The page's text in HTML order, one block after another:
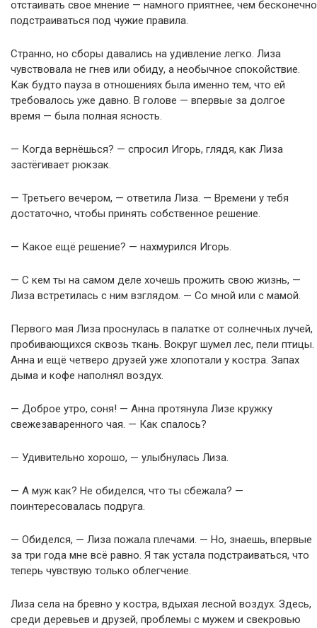
отстаивать свое мнение — намного приятнее, чем бесконечно
подстраиваться под чужие правила.
Странно, но сборы давались на удивление легко. Лиза
чувствовала не гнев или обиду, а необычное спокойствие.
Как будто пауза в отношениях была именно тем, что ей
требовалось уже давно. В голове — впервые за долгое
время — была полная ясность.
— Когда вернёшься? — спросил Игорь, глядя, как Лиза
застёгивает рюкзак.
— Третьего вечером, — ответила Лиза. — Времени у тебя
достаточно, чтобы принять собственное решение.
— Какое ещё решение? — нахмурился Игорь.
— С кем ты на самом деле хочешь прожить свою жизнь, —
Лиза встретилась с ним взглядом. — Со мной или с мамой.
Первого мая Лиза проснулась в палатке от солнечных лучей,
пробивающихся сквозь ткань. Вокруг шумел лес, пели птицы.
Анна и ещё четверо друзей уже хлопотали у костра. Запах
дыма и кофе наполнял воздух.
— Доброе утро, соня! — Анна протянула Лизе кружку
свежезаваренного чая. — Как спалось?
— Удивительно хорошо, — улыбнулась Лиза.
— А муж как? Не обиделся, что ты сбежала? —
поинтересовалась подруга.
— Обиделся, — Лиза пожала плечами. — Но, знаешь, впервые
за три года мне всё равно. Я так устала подстраиваться, что
теперь чувствую только облегчение.
Лиза села на бревно у костра, вдыхая лесной воздух. Здесь,
среди деревьев и друзей, проблемы с мужем и свекровью